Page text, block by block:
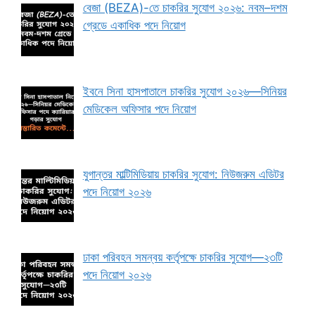
বেজা (BEZA)-তে চাকরির সুযোগ ২০২৬: নবম–দশম
গ্রেডে একাধিক পদে নিয়োগ
ইবনে সিনা হাসপাতালে চাকরির সুযোগ ২০২৬—সিনিয়র
মেডিকেল অফিসার পদে নিয়োগ
যুগান্তর মাল্টিমিডিয়ায় চাকরির সুযোগ: নিউজরুম এডিটর
পদে নিয়োগ ২০২৬
ঢাকা পরিবহন সমন্বয় কর্তৃপক্ষে চাকরির সুযোগ—২৩টি
পদে নিয়োগ ২০২৬